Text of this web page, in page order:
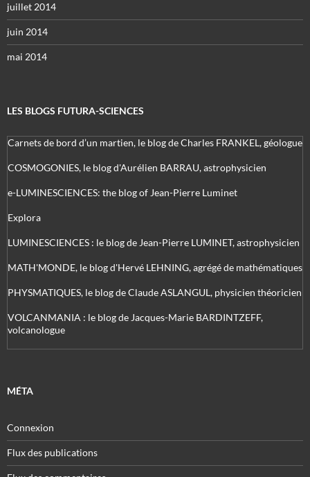
juillet 2014
juin 2014
mai 2014
LES BLOGS FUTURA-SCIENCES
Carnets de bord d’un martien, le blog de Charles FRANKEL, géologue
COSMOGONIES, le blog d'Aurélien BARRAU, astrophysicien
e-LUMINESCIENCES: the blog of Jean-Pierre Luminet
Explora
LUMINESCIENCES : le blog de Jean-Pierre LUMINET, astrophysicien
MATH'MONDE, le blog d'Hervé LEHNING, agrégé de mathématiques
PHYSMATIQUES, le blog de Claude ASLANGUL, physicien théoricien
VOLCANMANIA : le blog de Jacques-Marie BARDINTZEFF,
volcanologue
MÉTA
Connexion
Flux des publications